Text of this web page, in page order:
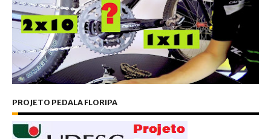
PROJETO PEDALA FLORIPA